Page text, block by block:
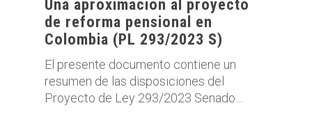
Una aproximación al proyecto
de reforma pensional en
Colombia (PL 293/2023 S)
El presente documento contiene un
resumen de las disposiciones del
Proyecto de Ley 293/2023 Senado…